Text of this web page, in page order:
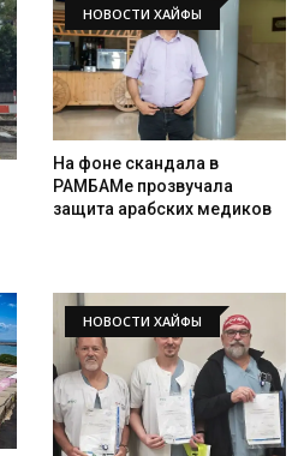
НОВОСТИ ХАЙФЫ
На фоне скандала в
РАМБАМе прозвучала
защита арабских медиков
НОВОСТИ ХАЙФЫ